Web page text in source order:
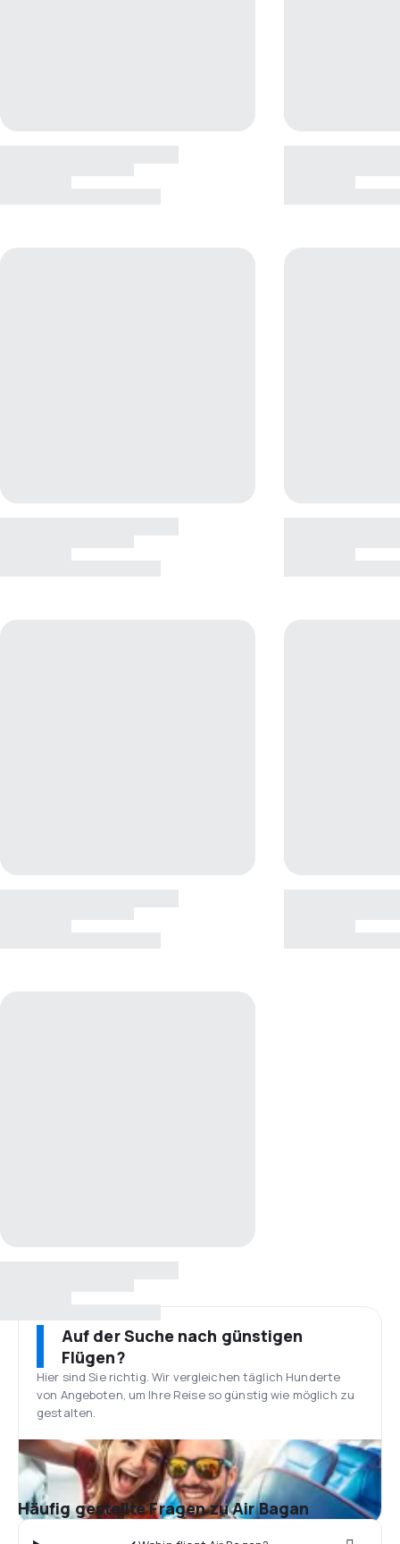
Auf der Suche nach günstigen
Flügen?
Hier sind Sie richtig. Wir vergleichen täglich Hunderte
von Angeboten, um Ihre Reise so günstig wie möglich zu
gestalten.
Häufig gestellte Fragen zu Air Bagan